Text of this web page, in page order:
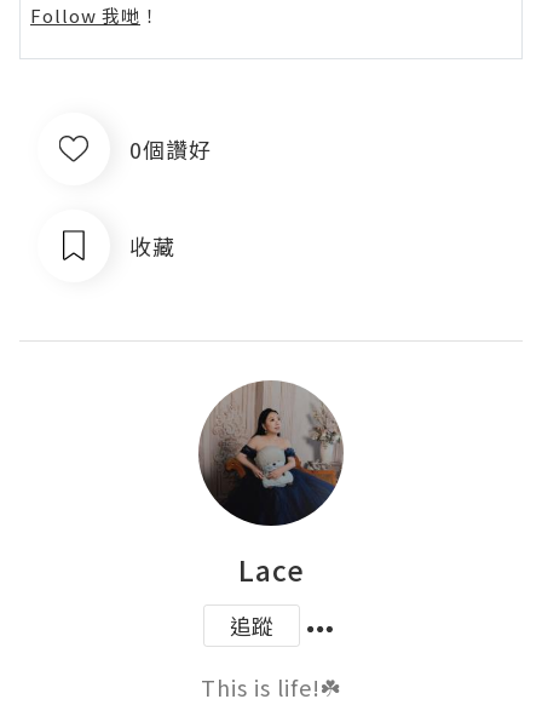
Follow 我哋 ！
0個讚好
收藏
Lace
追蹤
This is life!☘️